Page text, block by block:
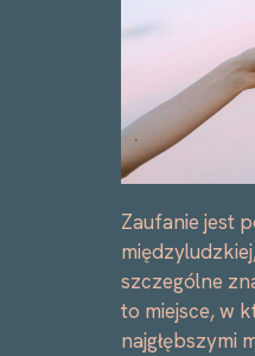
Zaufanie jest
szczególne
to miejsce, w
najgłębszymi